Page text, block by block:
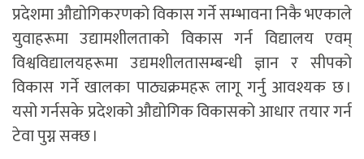
प्रदेशमा औद्योगिकरणको विकास गर्ने सम्भावना निकै भएकाले
युवाहरूमा उद्यामशीलताको विकास गर्न विद्यालय एवम्
विश्वविद्यालयहरूमा उद्यमशीलतासम्बन्धी ज्ञान र सीपको
विकास गर्ने खालका पाठ्यक्रमहरू लागू गर्नु आवश्यक छ ।
यसो गर्नसके प्रदेशको औद्योगिक विकासको आधार तयार गर्न
टेवा पुग्न सक्छ ।